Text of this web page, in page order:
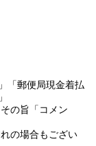
「郵便局現金着払
の旨「コメン
の場合もござい